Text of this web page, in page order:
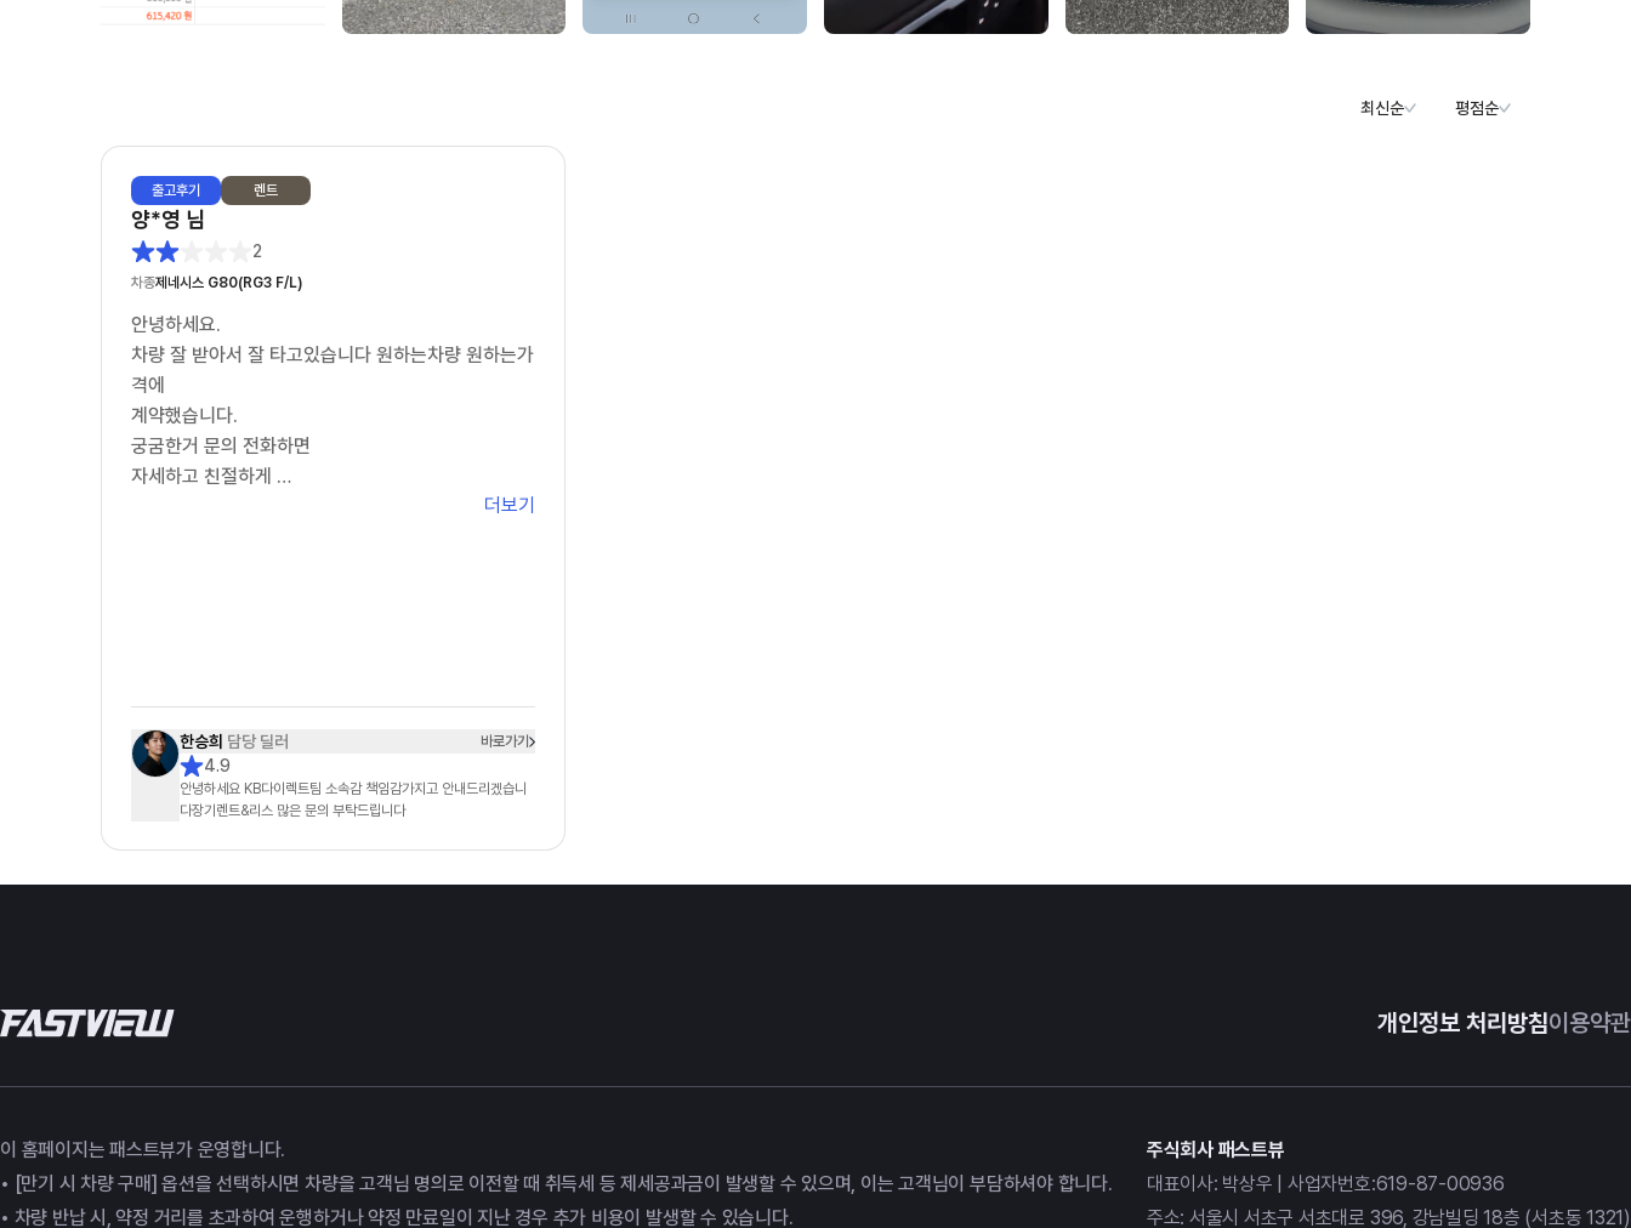
최신순 평점순
출고후기 렌트
양*영 님
2
차종제네시스 G80(RG3 F/L)
안녕하세요.
차량 잘 받아서 잘 타고있습니다 원하는차량 원하는가
격에
계약했습니다.
궁굼한거 문의 전화하면
자세하고 친절하게
더보기
한승희 담당 딜러 바로가기
4.9
안녕하세요 KB다이렉트팀 소속감 책임감가지고 안내드리겠습니
다장기렌트&리스 많은 문의 부탁드립니다
개인정보 처리방침이용약관
이 홈페이지는 패스트뷰가 운영합니다.
• [만기 시 차량 구매] 옵션을 선택하시면 차량을 고객님 명의로 이전할 때 취득세 등 제세공과금이 발생할 수 있으며, 이는 고객님이 부담하셔야 합니다.
• 차량 반납 시, 약정 거리를 초과하여 운행하거나 약정 만료일이 지난 경우 추가 비용이 발생할 수 있습니다.
주식회사 패스트뷰
대표이사: 박상우 | 사업자번호:619-87-00936
주소: 서울시 서초구 서초대로 396, 강남빌딩 18층 (서초동 1321)